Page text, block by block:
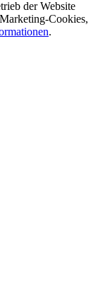
der Website
Cookies,
.